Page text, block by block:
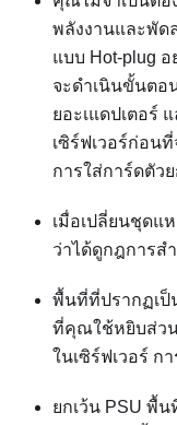
พลังงานและพัด
แบบ Hot-plug
จะดำเนินขั้นตอ
ยอะเแดปเตอร์
เซิร์ฟเวอร์ก่อน
การใส่การ์ดตัว
เมื่อเปลี่ยนชุดแ
ว่าได้ดูกฎการส
พื้นที่ที่ปรากฏเ
ที่คุณใช้หยิบส่ว
ในเซิร์ฟเวอร์ ก
ยกเว้น PSU พื้